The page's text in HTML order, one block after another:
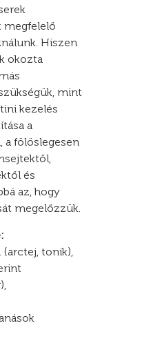
megfelelő
Hiszen
okozta
mint
kezelés
a
a fölöslegesen
és
az, hogy
megelőzzük.
tonik),